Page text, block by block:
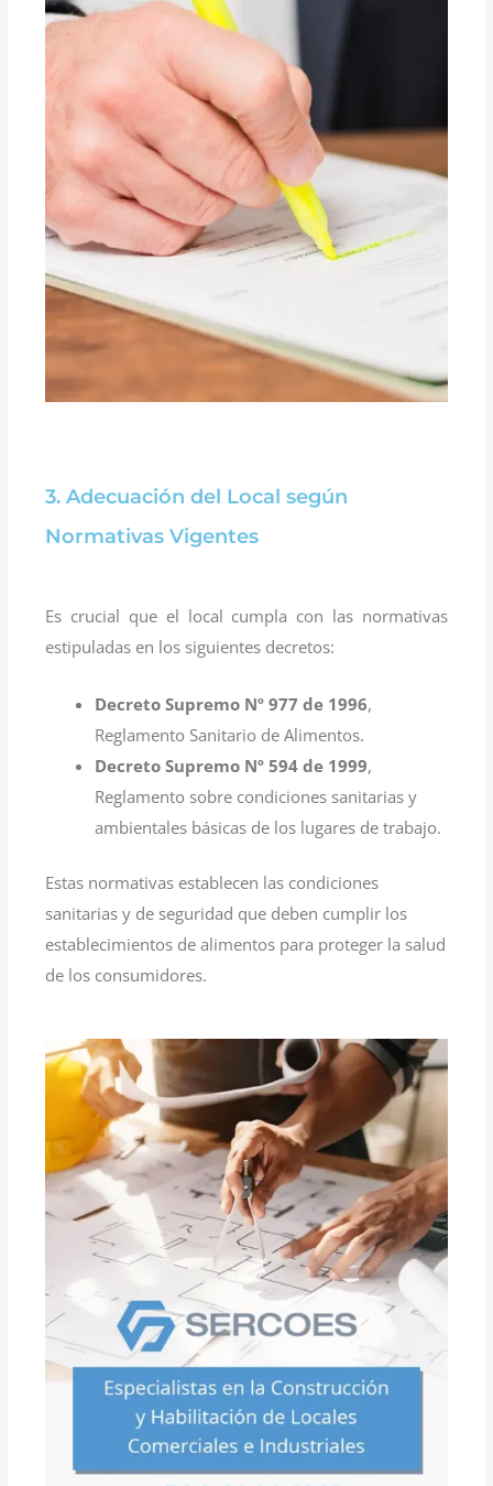
3. Adecuación del Local según
Normativas Vigentes
Es crucial que el local cumpla con las normativas
estipuladas en los siguientes decretos:
Decreto Supremo Nº 977 de 1996,
Reglamento Sanitario de Alimentos.
Decreto Supremo Nº 594 de 1999,
Reglamento sobre condiciones sanitarias y
ambientales básicas de los lugares de trabajo.
Estas normativas establecen las condiciones
sanitarias y de seguridad que deben cumplir los
establecimientos de alimentos para proteger la salud
de los consumidores.